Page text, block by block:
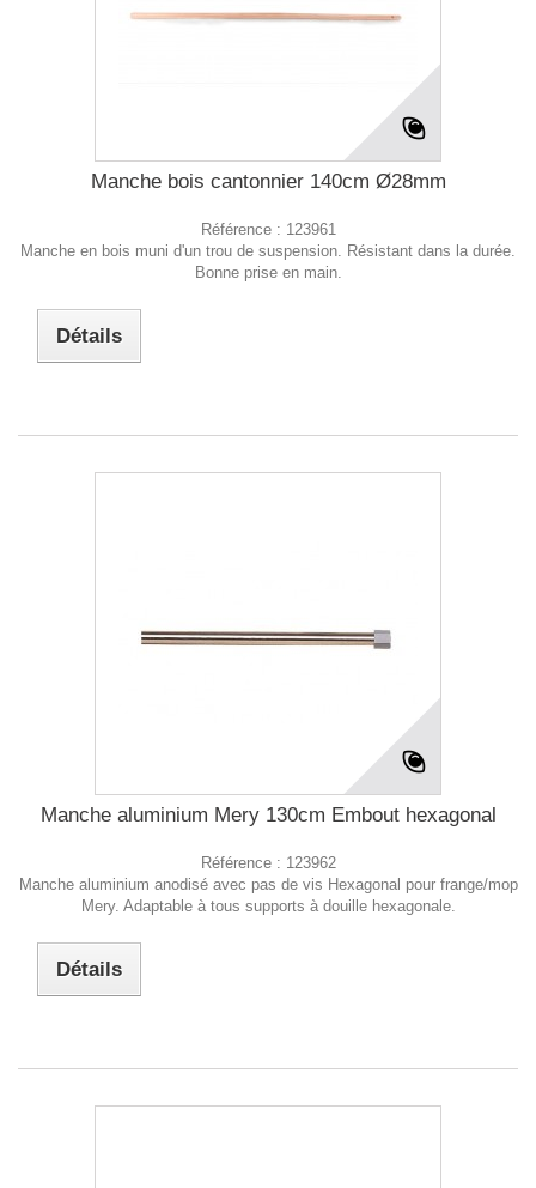
Manche bois cantonnier 140cm Ø28mm
Référence : 123961
Manche en bois muni d'un trou de suspension. Résistant dans la durée.
Bonne prise en main.
Détails
Manche aluminium Mery 130cm Embout hexagonal
Référence : 123962
Manche aluminium anodisé avec pas de vis Hexagonal pour frange/mop
Mery. Adaptable à tous supports à douille hexagonale.
Détails